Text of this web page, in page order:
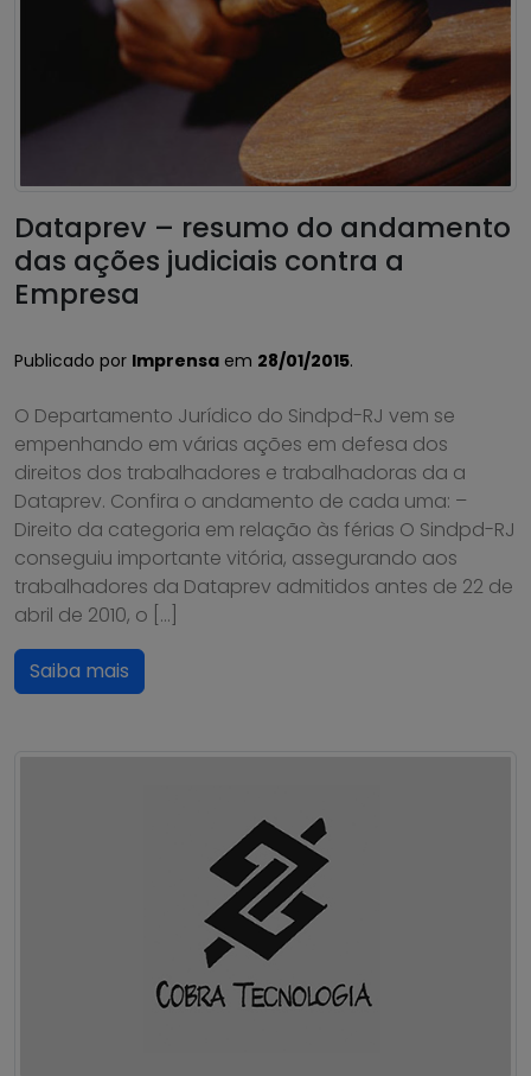
Dataprev – resumo do andamento
das ações judiciais contra a
Empresa
Publicado por Imprensa em 28/01/2015.
O Departamento Jurídico do Sindpd-RJ vem se
empenhando em várias ações em defesa dos
direitos dos trabalhadores e trabalhadoras da a
Dataprev. Confira o andamento de cada uma: –
Direito da categoria em relação às férias O Sindpd-RJ
conseguiu importante vitória, assegurando aos
trabalhadores da Dataprev admitidos antes de 22 de
abril de 2010, o […]
Saiba mais